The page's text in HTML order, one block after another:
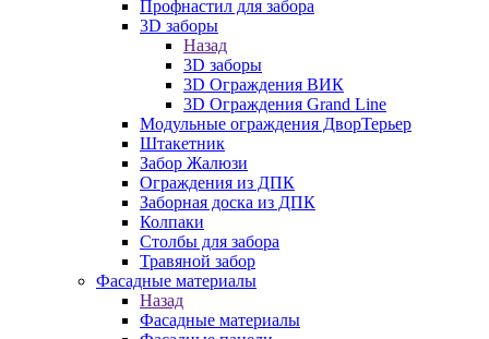
Профнастил для забора
3D заборы
Назад
3D заборы
3D Ограждения ВИК
3D Ограждения Grand Line
Модульные ограждения ДворТерьер
Штакетник
Забор Жалюзи
Ограждения из ДПК
Заборная доска из ДПК
Колпаки
Столбы для забора
Травяной забор
Фасадные материалы
Назад
Фасадные материалы